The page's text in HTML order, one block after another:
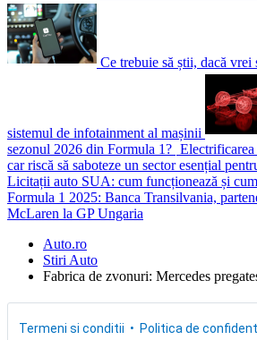
Ce trebuie să știi, dacă
sistemul de infotainment al mașinii
sezonul 2026 din Formula 1?
car riscă să saboteze un sector esențial
Licitații auto SUA: cum funcționează și
Formula 1 2025: Banca Transilvania,
McLaren la GP Ungaria
Auto.ro
Stiri Auto
Fabrica de zvonuri: Mercedes
Termeni si conditii Politica de